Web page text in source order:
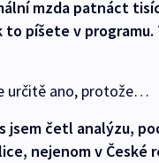
mzda patnáct
to píšete v programu.
určitě ano, protože…
jsem četl analýzu,
nejenom v České